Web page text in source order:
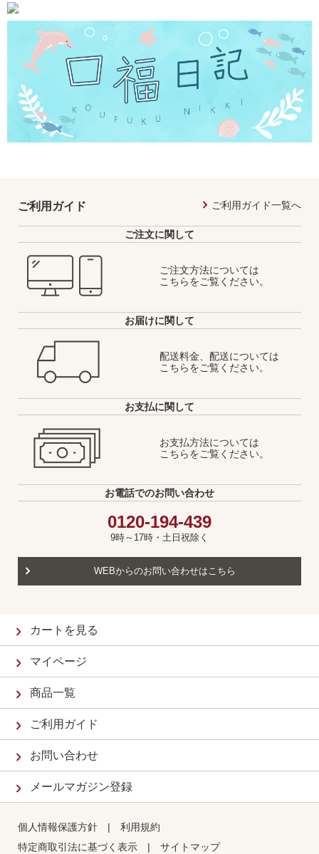
ご利用ガイド ご利用ガイド一覧へ
ご注文に関して
ご注文方法については
こちらをご覧ください。
お届けに関して
配送料金、配送については
こちらをご覧ください。
お支払に関して
お支払方法については
こちらをご覧ください。
お電話でのお問い合わせ
0120-194-439
9時～17時・土日祝除く
WEBからのお問い合わせはこちら
カートを見る
マイページ
商品一覧
ご利用ガイド
お問い合わせ
メールマガジン登録
個人情報保護方針 | 利用規約
特定商取引法に基づく表示 | サイトマップ